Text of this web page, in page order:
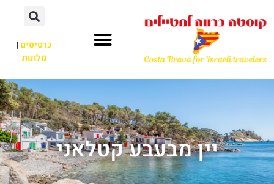
כרטיסים|
מלונות
יין מבעבע קטלאני